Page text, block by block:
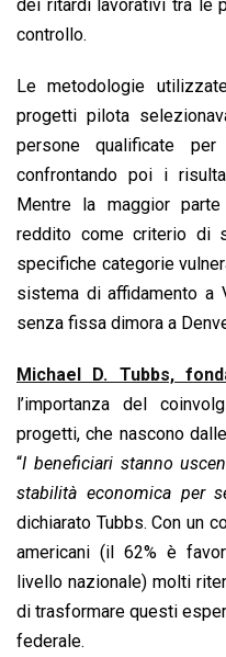
dei ritardi lavorativi tra le
controllo.
Le metodologie
progetti pilota
persone qualificate
confrontando poi i
Mentre la maggior
reddito come criterio di
specifiche categorie
sistema di affidamento a
senza fissa dimora a
Michael D. Tubbs,
l’importanza del
progetti, che nascono
“I beneficiari stanno
stabilità economica per
dichiarato Tubbs. Con un
americani (il 62% è
livello nazionale) molti
di trasformare questi
federale.